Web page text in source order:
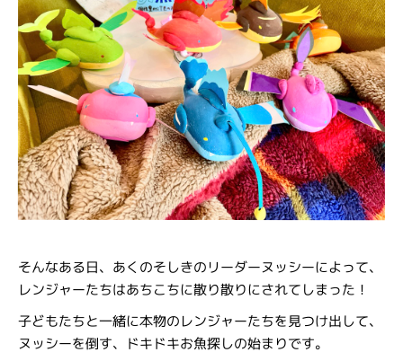
そんなある日、あくのそしきのリーダーヌッシーによって、
レンジャーたちはあちこちに散り散りにされてしまった！
子どもたちと一緒に本物のレンジャーたちを見つけ出して、
ヌッシーを倒す、ドキドキお魚探しの始まりです。